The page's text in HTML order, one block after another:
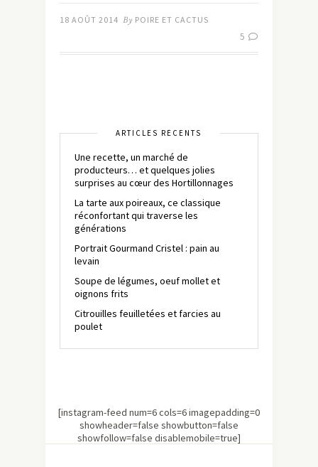
18 AOÛT 2014 By POIRE ET CACTUS
5
ARTICLES RÉCENTS
Une recette, un marché de
producteurs… et quelques jolies
surprises au cœur des Hortillonnages
La tarte aux poireaux, ce classique
réconfortant qui traverse les
générations
Portrait Gourmand Cristel : pain au
levain
Soupe de légumes, oeuf mollet et
oignons frits
Citrouilles feuilletées et farcies au
poulet
[instagram-feed num=6 cols=6 imagepadding=0
showheader=false showbutton=false
showfollow=false disablemobile=true]